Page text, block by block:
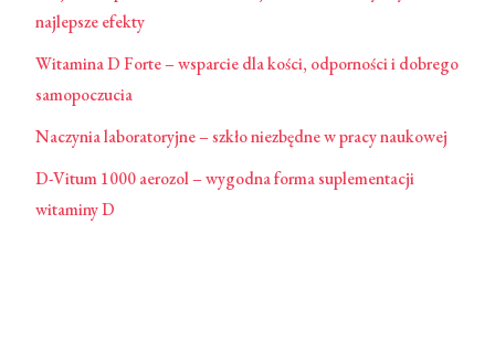
najlepsze efekty
Witamina D Forte – wsparcie dla kości, odporności i dobrego
samopoczucia
Naczynia laboratoryjne – szkło niezbędne w pracy naukowej
D-Vitum 1000 aerozol – wygodna forma suplementacji
witaminy D